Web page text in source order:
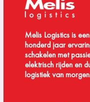
Melis Logistics is
honderd jaar
schakelen met
elektrisch rijden en
logistiek van